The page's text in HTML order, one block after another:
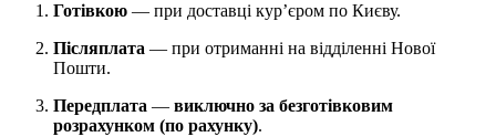
Готівкою — при доставці кур’єром по Києву.
Післяплата — при отриманні на відділенні Нової
Пошти.
Передплата — виключно за безготівковим
розрахунком (по рахунку).